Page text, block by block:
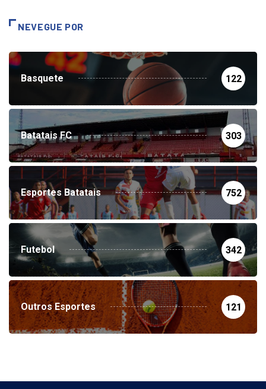
NEVEGUE POR
Basquete 122
Batatais FC 303
Esportes Batatais 752
Futebol 342
Outros Esportes 121